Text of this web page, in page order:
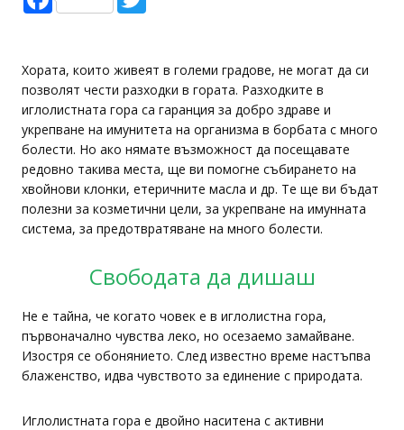
Хората, които живеят в големи градове, не могат да си
позволят чести разходки в гората. Разходките в
иглолистната гора са гаранция за добро здраве и
укрепване на имунитета на организма в борбата с много
болести. Но ако нямате възможност да посещавате
редовно такива места, ще ви помогне събирането на
хвойнови клонки, етеричните масла и др. Те ще ви бъдат
полезни за козметични цели, за укрепване на имунната
система, за предотвратяване на много болести.
Свободата да дишаш
Не е тайна, че когато човек е в иглолистна гора,
първоначално чувства леко, но осезаемо замайване.
Изостря се обонянието. След известно време настъпва
блаженство, идва чувството за единение с природата.
Иглолистната гора е двойно наситена с активни